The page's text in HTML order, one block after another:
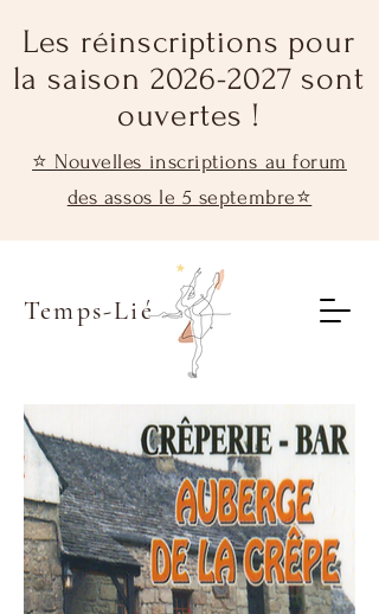
Les réinscriptions pour
la saison 2026-2027 sont
ouvertes !
⭐ Nouvelles inscriptions au forum
des assos le 5 septembre⭐
Temps-Lié